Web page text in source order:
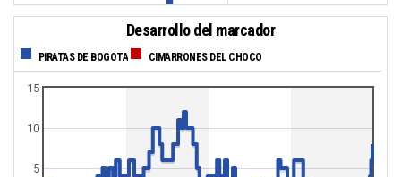
Desarrollo del marcador
PIRATAS DE BOGOTA CIMARRONES DEL CHOCO
5
10
15